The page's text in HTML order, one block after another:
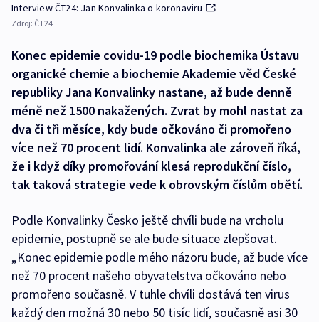
Interview ČT24: Jan Konvalinka o koronaviru
Zdroj: ČT24
Konec epidemie covidu-19 podle biochemika Ústavu
organické chemie a biochemie Akademie věd České
republiky Jana Konvalinky nastane, až bude denně
méně než 1500 nakažených. Zvrat by mohl nastat za
dva či tři měsíce, kdy bude očkováno či promořeno
více než 70 procent lidí. Konvalinka ale zároveň říká,
že i když díky promořování klesá reprodukční číslo,
tak taková strategie vede k obrovským číslům obětí.
Podle Konvalinky Česko ještě chvíli bude na vrcholu
epidemie, postupně se ale bude situace zlepšovat.
„Konec epidemie podle mého názoru bude, až bude více
než 70 procent našeho obyvatelstva očkováno nebo
promořeno současně. V tuhle chvíli dostává ten virus
každý den možná 30 nebo 50 tisíc lidí, současně asi 30